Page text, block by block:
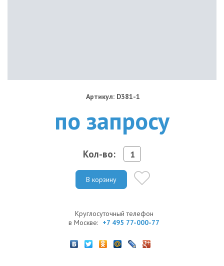
Артикул: D381-1
по запросу
Кол-во:
В корзину
Круглосуточный телефон
в Москве: +7 495 77-000-77